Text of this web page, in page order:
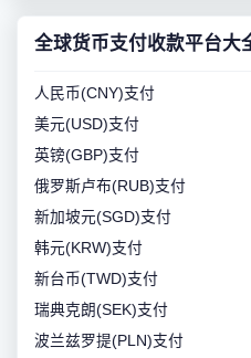
全球货币支付收款平台大
人民币(CNY)支付
美元(USD)支付
英镑(GBP)支付
俄罗斯卢布(RUB)支付
新加坡元(SGD)支付
韩元(KRW)支付
新台币(TWD)支付
瑞典克朗(SEK)支付
波兰兹罗提(PLN)支付